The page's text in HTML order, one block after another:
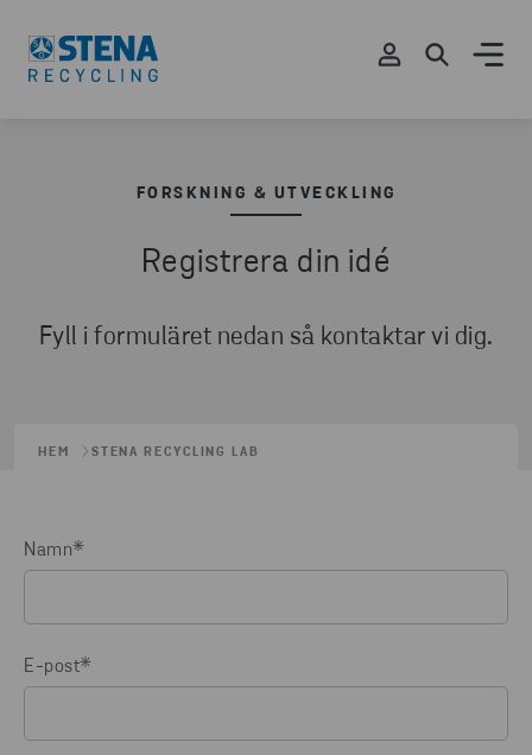
FORSKNING & UTVECKLING
Registrera din idé
Fyll i formuläret nedan så kontaktar vi dig.
HEM STENA RECYCLING LAB
Namn*
E-post*